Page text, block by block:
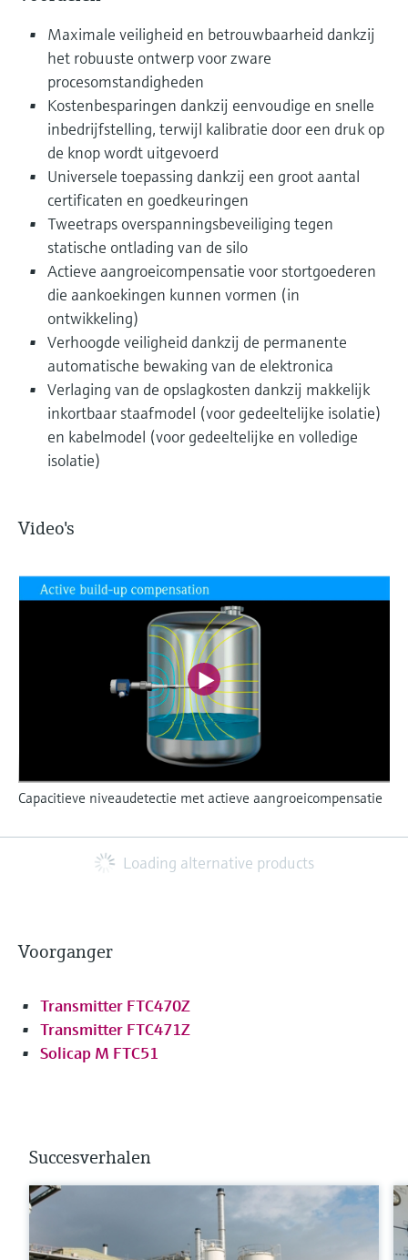
Maximale veiligheid en betrouwbaarheid dankzij
het robuuste ontwerp voor zware
procesomstandigheden
Kostenbesparingen dankzij eenvoudige en snelle
inbedrijfstelling, terwijl kalibratie door een druk op
de knop wordt uitgevoerd
Universele toepassing dankzij een groot aantal
certificaten en goedkeuringen
Tweetraps overspanningsbeveiliging tegen
statische ontlading van de silo
Actieve aangroeicompensatie voor stortgoederen
die aankoekingen kunnen vormen (in
ontwikkeling)
Verhoogde veiligheid dankzij de permanente
automatische bewaking van de elektronica
Verlaging van de opslagkosten dankzij makkelijk
inkortbaar staafmodel (voor gedeeltelijke isolatie)
en kabelmodel (voor gedeeltelijke en volledige
isolatie)
Video's
Capacitieve niveaudetectie met actieve aangroeicompensatie
Loading alternative products
Voorganger
Transmitter FTC470Z
Transmitter FTC471Z
Solicap M FTC51
Succesverhalen